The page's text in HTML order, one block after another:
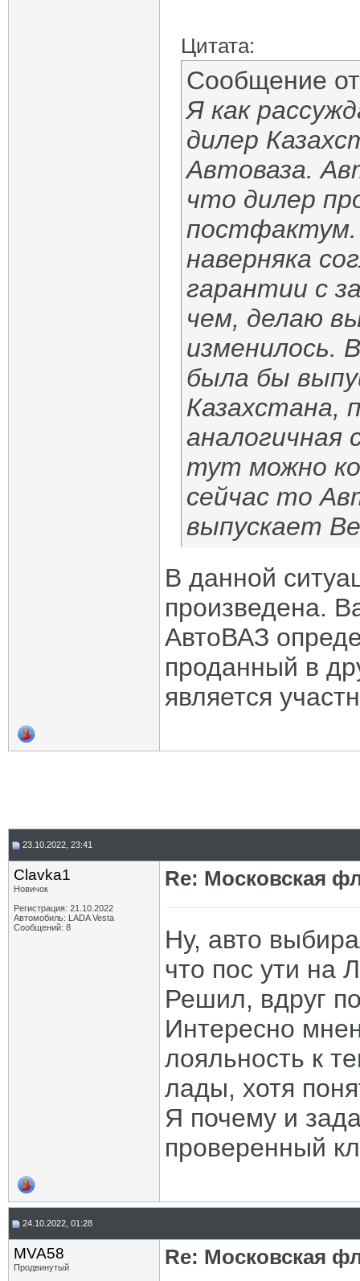
Цитата:
Сообщение
Я как
дилер
Автоваза.
что дилер
постфактум.
наверняка
гарантии с
чем, делаю
изменилось.
была бы
Казахстана,
аналогичная
тут можно
сейчас то
выпускает
В данной
произведена.
АвтоВАЗ
проданный в
является
23.10.2022, 23:41
Clavka1
Новичок
Регистрация: 21.10.2022
Автомобиль: LADA Vesta
Сообщений: 8
Re: Московская
Ну, авто
что пос ути на
Решил, вдруг
Интересно
лояльность к
лады, хотя
Я почему и
проверенный
24.10.2022, 01:28
MVA58
Продвинутый
Re: Московская